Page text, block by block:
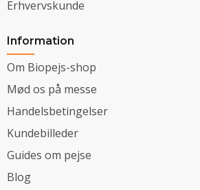
Erhvervskunde
Information
Om Biopejs-shop
Mød os på messe
Handelsbetingelser
Kundebilleder
Guides om pejse
Blog